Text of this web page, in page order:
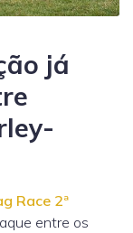
já
Race 2ª
entre os